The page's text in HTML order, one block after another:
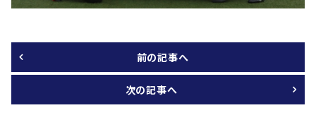
前の記事へ
次の記事へ